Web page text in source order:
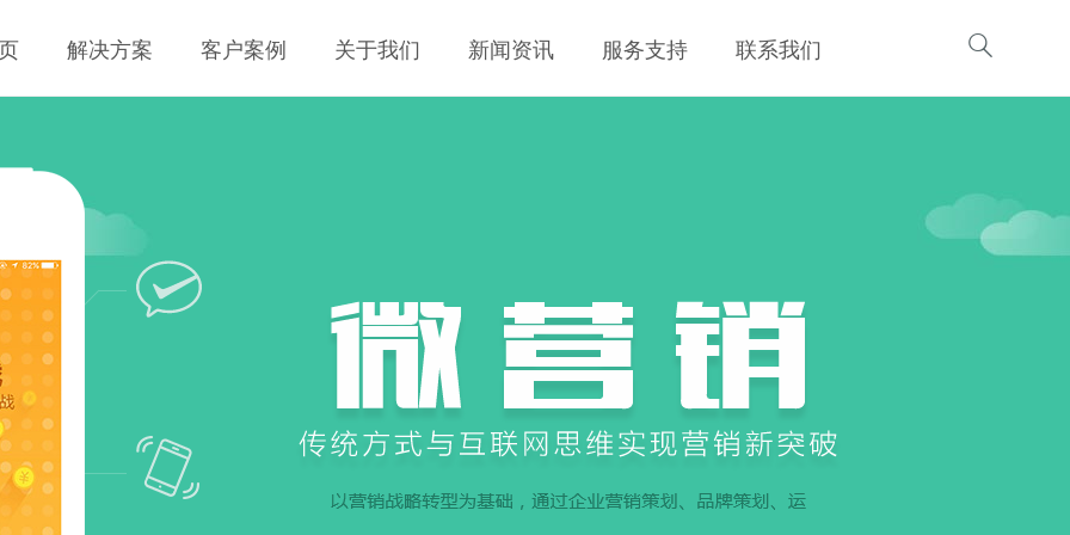
解决方案 客户案例 关于我们 新闻资讯 服务支持 联系我们 